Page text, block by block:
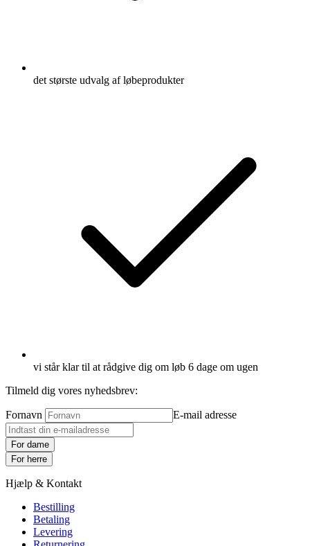
det største udvalg af løbeprodukter
vi står klar til at rådgive dig om løb 6 dage om ugen
Tilmeld dig vores nyhedsbrev:
Fornavn E-mail adresse
For dame
For herre
Hjælp & Kontakt
Bestilling
Betaling
Levering